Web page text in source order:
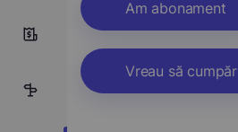
0
Am abonament
Vreau să cumpăr